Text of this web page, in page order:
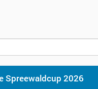
Spreewaldcup 2026